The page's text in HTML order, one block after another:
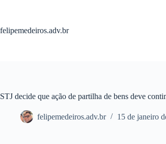
conteúdo
felipemedeiros.adv.br
STJ decide que ação de partilha de bens deve
felipemedeiros.adv.br 15 de janeiro